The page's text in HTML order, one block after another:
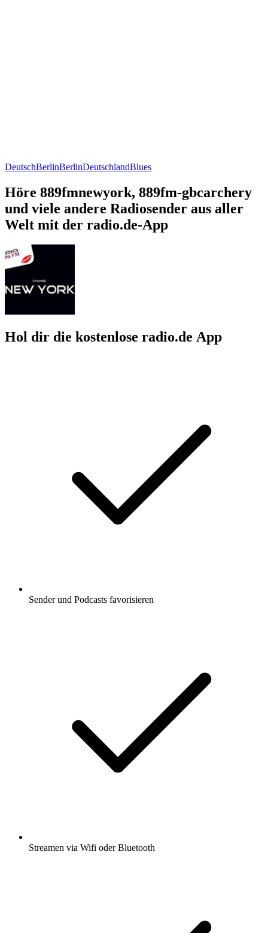
DeutschBerlinBerlinDeutschlandBlues
Höre 889fmnewyork, 889fm-gbcarchery
und viele andere Radiosender aus aller
Welt mit der radio.de-App
Hol dir die kostenlose radio.de App
Sender und Podcasts favorisieren
Streamen via Wifi oder Bluetooth